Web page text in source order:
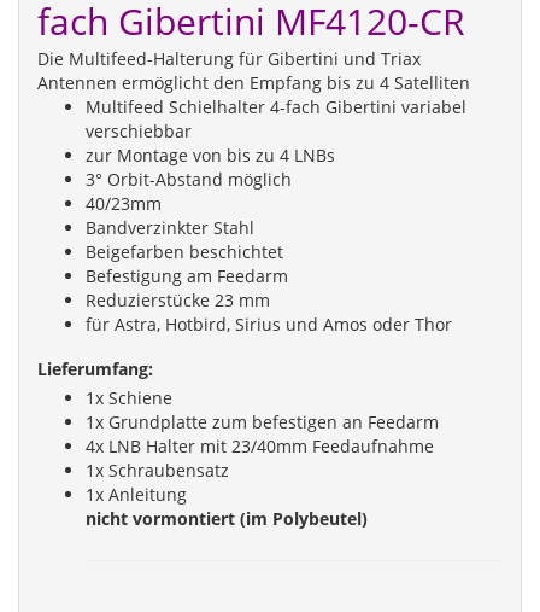
fach Gibertini MF4120-CR
Die Multifeed-Halterung für Gibertini und Triax
Antennen ermöglicht den Empfang bis zu 4 Satelliten
Multifeed Schielhalter 4-fach Gibertini variabel
verschiebbar
zur Montage von bis zu 4 LNBs
3° Orbit-Abstand möglich
40/23mm
Bandverzinkter Stahl
Beigefarben beschichtet
Befestigung am Feedarm
Reduzierstücke 23 mm
für Astra, Hotbird, Sirius und Amos oder Thor
Lieferumfang:
1x Schiene
1x Grundplatte zum befestigen an Feedarm
4x LNB Halter mit 23/40mm Feedaufnahme
1x Schraubensatz
1x Anleitung
nicht vormontiert (im Polybeutel)